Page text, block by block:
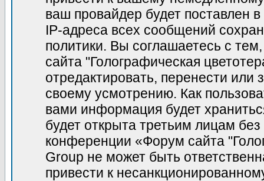
ваш провайдер будет поставлен
IP-адреса всех сообщений
политики. Вы соглашаетесь с
сайта "Голографическая
отредактировать, перенести
своему усмотрению. Как
вами информация будет
будет открыта третьим лицам
конференции «Форум сайта
Group не может быть
привести к